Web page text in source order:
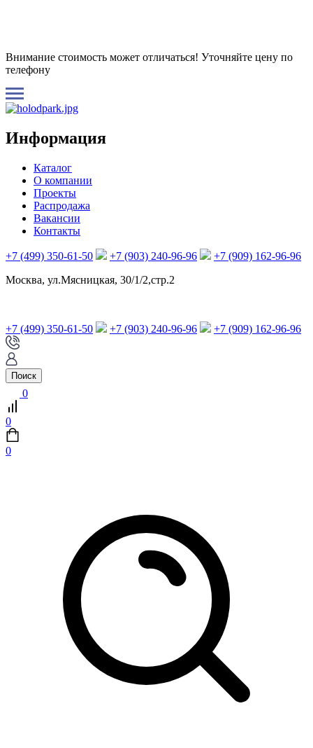
Внимание стоимость может отличаться! Уточняйте цену по
телефону
Информация
Каталог
О компании
Проекты
Распродажа
Вакансии
Контакты
+7 (499) 350-61-50 +7 (903) 240-96-96
+7 (909) 162-96-96
Москва, ул.Мясницкая, 30/1/2,стр.2
+7 (499) 350-61-50 +7 (903) 240-96-96 +7 (909) 162-96-96
Поиск
0
0
0